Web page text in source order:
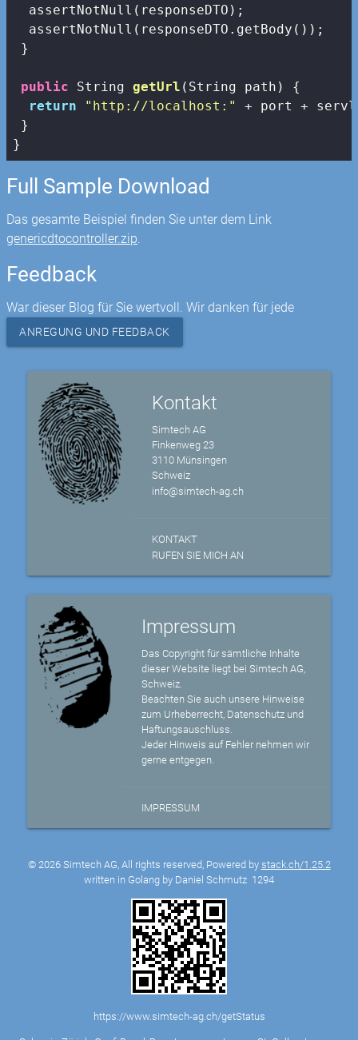
  assertNotNull(responseDTO);
  assertNotNull(responseDTO.getBody());
}
public String getUrl (String path)
{
return
"http://localhost:"
+ port +
}
}
Full Sample Download
Das gesamte Beispiel finden Sie unter dem Link
genericdtocontroller.zip.
Feedback
War dieser Blog für Sie wertvoll. Wir danken für jede
ANREGUNG UND FEEDBACK
Kontakt
Simtech AG
Finkenweg 23
3110 Münsingen
Schweiz
info@simtech-ag.ch
KONTAKT
RUFEN SIE MICH AN
Impressum
Das Copyright für sämtliche Inhalte
dieser Website liegt bei Simtech AG,
Schweiz.
Beachten Sie auch unsere Hinweise
zum Urheberrecht, Datenschutz und
Haftungsauschluss.
Jeder Hinweis auf Fehler nehmen wir
gerne entgegen.
IMPRESSUM
© 2026 Simtech AG, All rights reserved, Powered by stack.ch/1.25.2
written in Golang by Daniel Schmutz 1294
https://www.simtech-ag.ch/getStatus